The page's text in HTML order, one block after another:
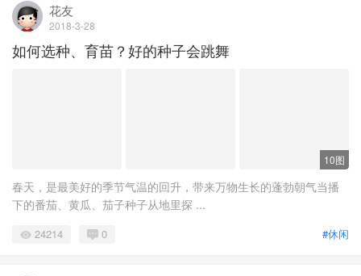
花友
2018-3-28
如何选种、育苗？好的种子会跳舞
10图
春天，是最美好的季节气温的回升，带来万物生长的蓬勃朝气当播
下的番茄、黄瓜、茄子种子从地里探 ...
#休闲
24214 0